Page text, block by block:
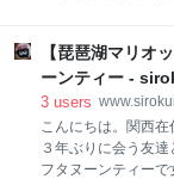
の甘さと、レモン
味しいです。 炭酸
リ。 いろんな味が
す
初めてです。 かき
ングで、きなこ・
ます。 今回は、豆
自家製黒蜜シロップ
時豆・黒豆の煮豆
は自家製の黒蜜シロ
【琵琶湖マリオ
ーンティー -
3 users
こんにちは。関西在
３年ぶりに会う友
フタヌーンティー